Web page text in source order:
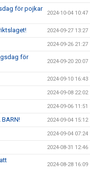
för pojkar
2024-10-04 10:47
2024-09-27 13:27
2024-09-26 21:27
för
2024-09-20 20:07
2024-09-10 16:43
2024-09-08 22:02
2024-09-06 11:51
BARN! 2024-09-04 15:12
2024-09-04 07:24
2024-08-31 12:46
2024-08-28 16:09